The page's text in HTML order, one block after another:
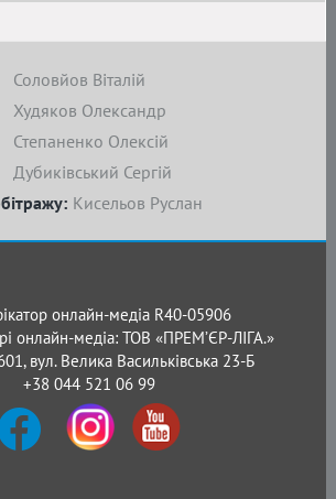
Соловйов Віталій
Худяков Олександр
Степаненко Олексій
Дубиківський Сергій
Кисельов Руслан
онлайн-медіа R40-05906
онлайн-медіа: ТОВ «ПРЕМ’ЄР-ЛІГА.»
вул. Велика Васильківська 23-Б
+38 044 521 06 99